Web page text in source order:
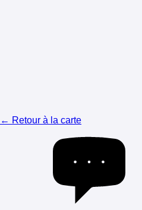
← Retour à la carte